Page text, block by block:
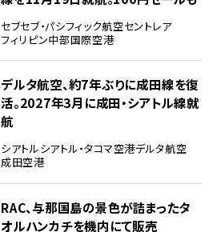
セブセブ・パシフィック航空セントレア
フィリピン中部国際空港
デルタ航空、約7年ぶりに成田線を復
活。2027年3月に成田・シアトル線就
航
シアトルシアトル・タコマ空港デルタ航空
成田空港
RAC、与那国島の景色が詰まったタ
オルハンカチを機内にて販売